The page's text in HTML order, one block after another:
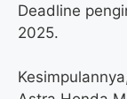
Deadline
2025.